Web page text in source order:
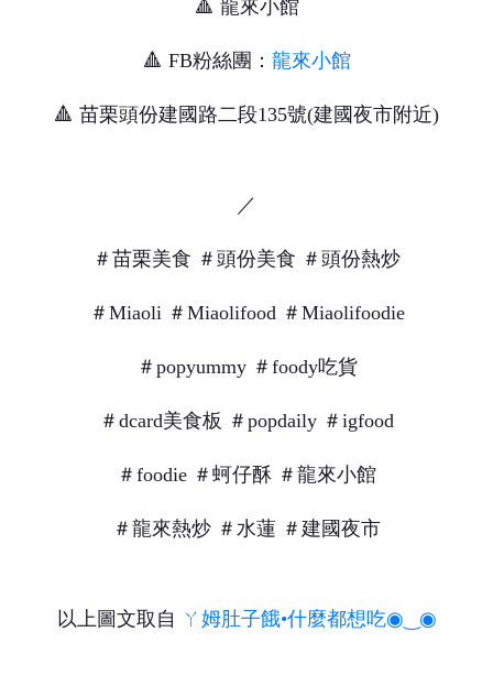
🔺 龍來小館
🔺 FB粉絲團： 龍來小館
🔺 苗栗頭份建國路二段135號(建國夜市附近)
／
＃苗栗美食 ＃頭份美食 ＃頭份熱炒
＃Miaoli ＃Miaolifood ＃Miaolifoodie
＃popyummy ＃foody吃貨
＃dcard美食板 ＃popdaily ＃igfood
＃foodie ＃蚵仔酥 ＃龍來小館
＃龍來熱炒 ＃水蓮 ＃建國夜市
以上圖文取自 ㄚ姆肚子餓•什麼都想吃◉‿◉